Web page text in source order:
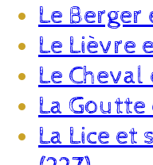
Le Berger
Le Lièvre
Le
La Goutte
La Lice et